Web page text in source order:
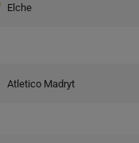
Elche
Atletico Madryt